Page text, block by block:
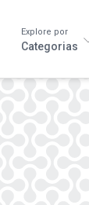
Explore por
Categorias